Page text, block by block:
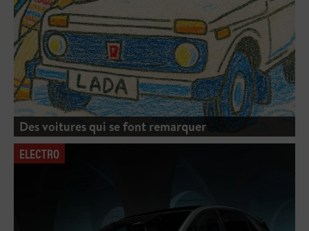
Des voitures qui se font remarquer
ELECTRO